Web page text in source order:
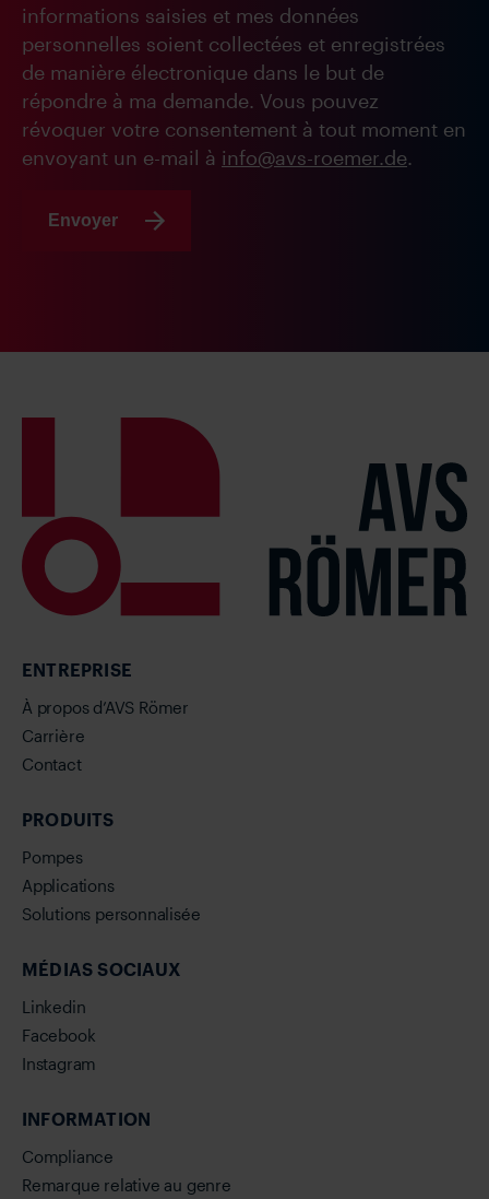
informations saisies et mes données
personnelles soient collectées et enregistrées
de manière électronique dans le but de
répondre à ma demande. Vous pouvez
révoquer votre consentement à tout moment en
envoyant un e-mail à info@avs-roemer.de.
Envoyer
ENTREPRISE
À propos d’AVS Römer
Carrière
Contact
PRODUITS
Pompes
Applications
Solutions personnalisée
MÉDIAS SOCIAUX
Linkedin
Facebook
Instagram
INFORMATION
Compliance
Remarque relative au genre